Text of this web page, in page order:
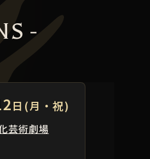
-
日(月・祝)
芸術劇場